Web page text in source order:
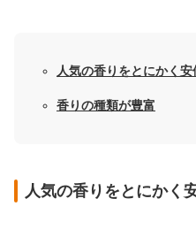
人気の香りをとにかく
香りの種類が豊富
人気の香りをとにかく